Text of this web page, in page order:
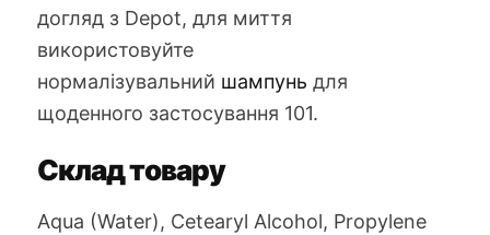
догляд з Depot, для миття
використовуйте
нормалізувальний шампунь для
щоденного застосування 101.
Склад товару
Aqua (Water), Cetearyl Alcohol, Propylene